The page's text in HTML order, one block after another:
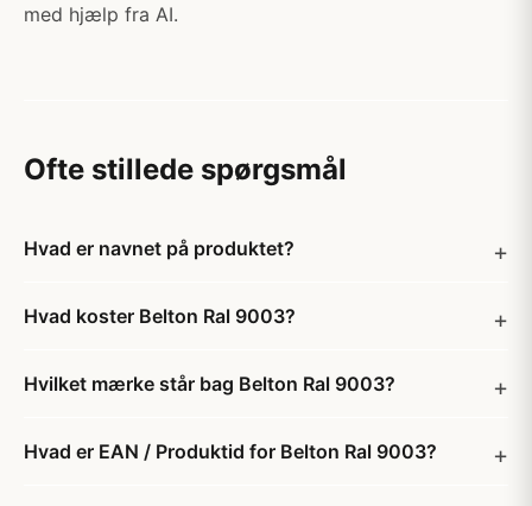
med hjælp fra AI.
Ofte stillede spørgsmål
Hvad er navnet på produktet?
Hvad koster Belton Ral 9003?
Hvilket mærke står bag Belton Ral 9003?
Hvad er EAN / Produktid for Belton Ral 9003?